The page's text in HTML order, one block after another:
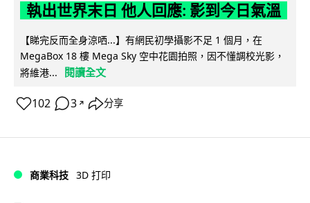
執出世界末日 他人回應: 影到今日氣溫
【睇完反而全身涼哂...】有網民初學攝影不足 1 個月，在
MegaBox 18 樓 Mega Sky 空中花園拍照，因不懂調校光影，
將維港...
閱讀全文
102 3 ↗ 分享
商業科技 3D 打印